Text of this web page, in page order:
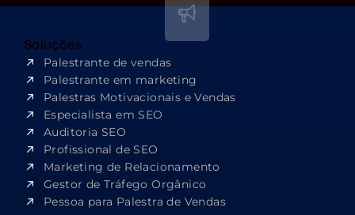
Soluções
Palestrante de vendas
Palestrante em marketing
Palestras Motivacionais e Vendas
Especialista em SEO​
Auditoria SEO
Profissional de SEO
Marketing de Relacionamento
Gestor de Tráfego Orgânico
Pessoa para Palestra de Vendas